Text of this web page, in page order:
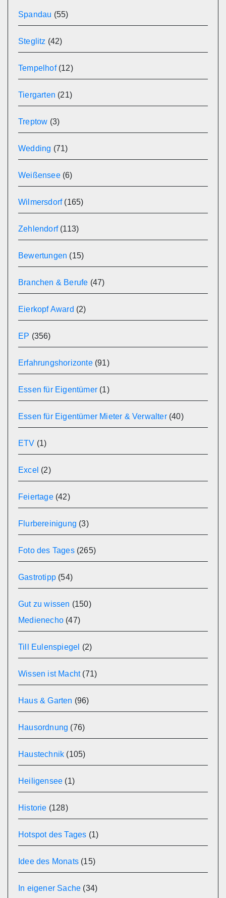
Spandau (55)
Steglitz (42)
Tempelhof(12)
Tiergarten (21)
Treptow (3)
Wedding (71)
Weißensee(6)
Wilmersdorf(165)
Zehlendorf(113)
Bewertungen (15)
Branchen & Berufe (47)
Eierkopf Award (2)
EP (356)
Erfahrungshorizonte(91)
Essen für Eigentümer (1)
Essen für Eigentümer Mieter & Verwalter(40)
ETV (1)
Excel (2)
Feiertage(42)
Flurbereinigung (3)
Foto des Tages(265)
Gastrotipp (54)
Gut zu wissen (150)
Medienecho (47)
Till Eulenspiegel (2)
Wissen ist Macht(71)
Haus & Garten (96)
Hausordnung (76)
Haustechnik (105)
Heiligensee (1)
Historie (128)
Hotspot des Tages (1)
Idee des Monats (15)
In eigener Sache (34)